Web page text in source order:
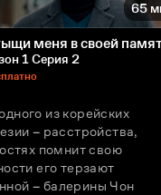
65
меня в своей
1 Серия 2
из корейских
– расстройства,
помнит свою
его терзают
– балерины Чон